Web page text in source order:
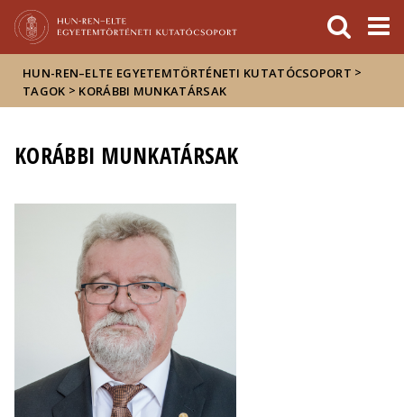
sajtóban
HUN-REN–ELTE EGYETEMTÖRTÉNETI KUTATÓCSOPORT >
TAGOK > KORÁBBI MUNKATÁRSAK
KORÁBBI MUNKATÁRSAK